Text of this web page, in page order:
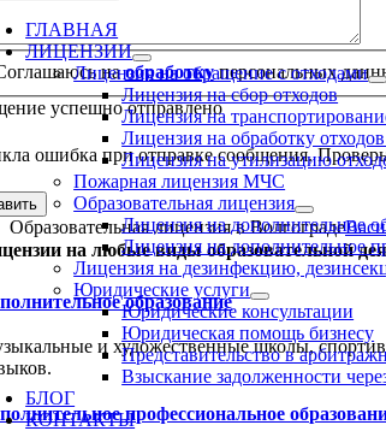
ГЛАВНАЯ
ЛИЦЕНЗИИ
Лицензия на обращение с отходами
Лицензия на сбор отходов
Лицензия на
Лицензия на обработку
Лицензия на утилизацию
Пожарная лицензия МЧС
Образовательная лицензия
Лицензия на дополнительное
Лицензия на дополнительное
Лицензия на дезинфекцию,
Юридические услуги
Юридические консультации
Юридическая помощь бизнесу
Представительство в
Взыскание задолженности
БЛОГ
КОНТАКТЫ
наобработкуперсональных
успешно отправлено
ошибка при отправке сообщения.
Образовательная лицензия в Волгограде
на любые виды образовательной
образование
и художественные школы,
профессиональное